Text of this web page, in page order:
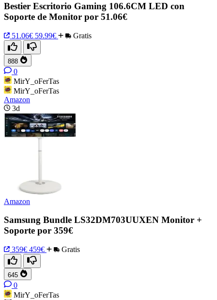
Bestier Escritorio Gaming 106.6CM LED con
Soporte de Monitor por 51.06€
51.06€ 59.99€ Gratis
888
0
MirY_oFerTas
MirY_oFerTas
Amazon
3d
Amazon
Samsung Bundle LS32DM703UUXEN Monitor +
Soporte por 359€
359€ 459€ Gratis
645
0
MirY_oFerTas